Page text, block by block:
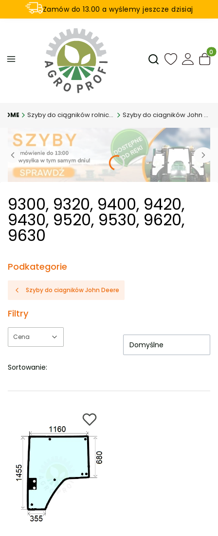
Zamów do 13.00 a wyślemy jeszcze dzisiaj
U nas na zwrot aż 21 dni
Otwórz
Szyby do ciągników rolniczych Szyby do ciagników John Deere
9300, 9320, 9400, 9420,
9430, 9520, 9530, 9620,
9630
Podkategorie
Szyby do ciagników John Deere
Filtry
Cena
Sortowanie:
Domyślne